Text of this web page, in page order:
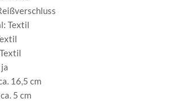
Textil
16,5 cm
5 cm